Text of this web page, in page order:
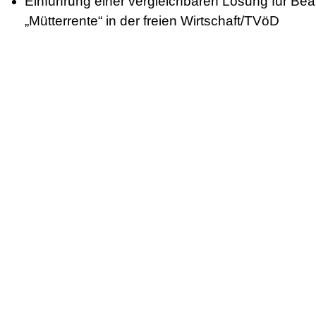
„Mütterrente“ in der freien Wirtschaft/TVöD